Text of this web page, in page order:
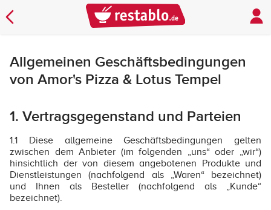
Allgemeinen Geschäftsbedingungen
von Amor's Pizza & Lotus Tempel
1. Vertragsgegenstand und Parteien
1.1 Diese allgemeine Geschäftsbedingungen gelten
zwischen dem Anbieter (im folgenden „uns“ oder „wir“)
hinsichtlich der von diesem angebotenen Produkte und
Dienstleistungen (nachfolgend als „Waren“ bezeichnet)
und Ihnen als Besteller (nachfolgend als „Kunde“
bezeichnet).